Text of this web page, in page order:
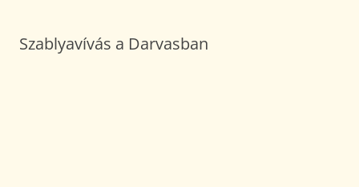
Szablyavívás a Darvasban